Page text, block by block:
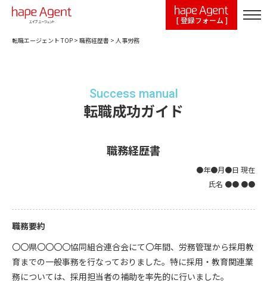
[ 登録フォーム ]
転職エージェント TOP > 職務経歴書 > 人事労務
Success manual
転職成功ガイド
職務経歴書
●年●月●日 現在
氏名 ●● ●●
職務要約
〇〇県〇〇〇〇協同組合連合会にて〇年間、労務管理から採用教
育までの一般事務を行なっておりました。特に採用・教育関連業
務については、採用担当者の補助を率先的に行いました。